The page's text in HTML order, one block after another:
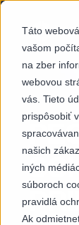
Táto
vašom
na zber
webovou
vás. Tieto
prispôsobiť
našich
iných
súboroch
pravidlá
Ak